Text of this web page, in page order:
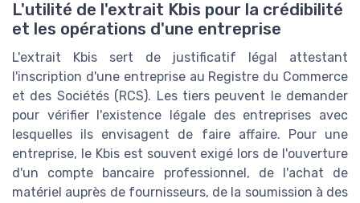
L'utilité de l'extrait Kbis pour la crédibilité
et les opérations d'une entreprise
L'extrait Kbis sert de justificatif légal attestant
l'inscription d'une entreprise au Registre du Commerce
et des Sociétés (RCS). Les tiers peuvent le demander
pour vérifier l'existence légale des entreprises avec
lesquelles ils envisagent de faire affaire. Pour une
entreprise, le Kbis est souvent exigé lors de l'ouverture
d'un compte bancaire professionnel, de l'achat de
matériel auprès de fournisseurs, de la soumission à des